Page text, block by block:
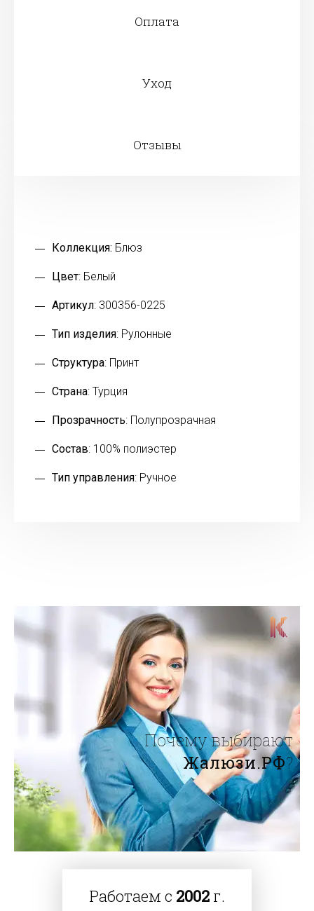
Оплата
Уход
Отзывы
Коллекция: Блюз
Цвет: Белый
Артикул: 300356-0225
Тип изделия: Рулонные
Структура: Принт
Страна: Турция
Прозрачность: Полупрозрачная
Состав: 100% полиэстер
Тип управления: Ручное
Почему выбирают
Жалюзи.РФ?
Работаем с 2002 г.